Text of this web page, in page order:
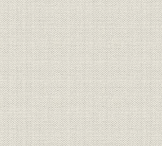
第六章 合資会社時代十五ケ年間の
第四編 株式会社大正時代(大正二年
第一章 総説
第二章 合資会社より株式会社へ
第一節 株式会社の設立、合資会
第二節 降灰問題とコツトレル式